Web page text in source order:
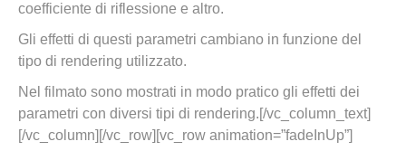
coefficiente di riflessione e altro.
Gli effetti di questi parametri cambiano in funzione del
tipo di rendering utilizzato.
Nel filmato sono mostrati in modo pratico gli effetti dei
parametri con diversi tipi di rendering.[/vc_column_text]
[/vc_column][/vc_row][vc_row animation=”fadeInUp”]